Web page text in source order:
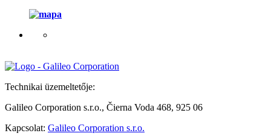
Technikai üzemeltetője:
Galileo Corporation s.r.o., Čierna Voda 468, 925 06
Kapcsolat: Galileo Corporation s.r.o.